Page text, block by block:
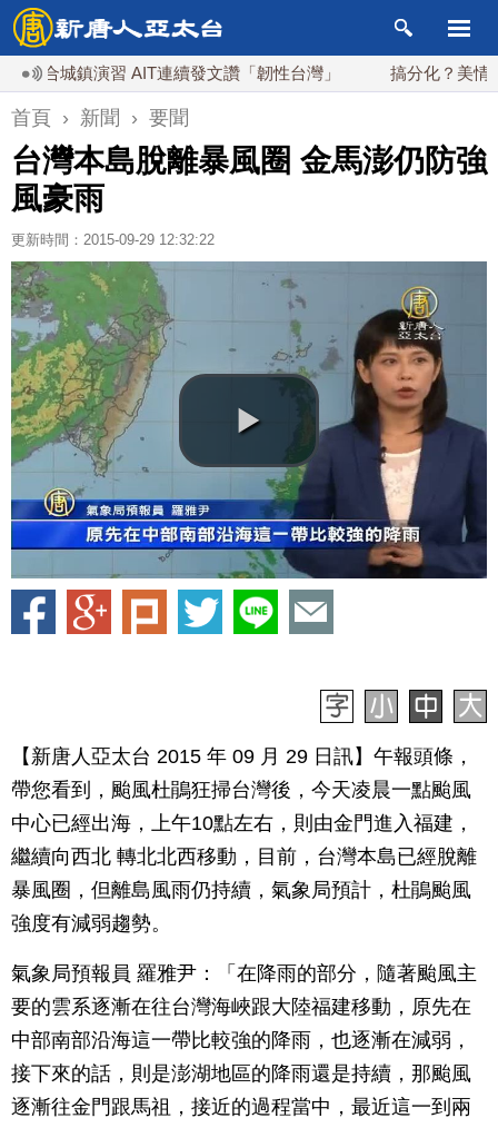
城鎮演習 AIT連續發文讚「韌性台灣」 搞分化？美情報：
首頁 › 新聞 › 要聞
台灣本島脫離暴風圈 金馬澎仍防強
風豪雨
更新時間：2015-09-29 12:32:22
【新唐人亞太台 2015 年 09 月 29 日訊】午報頭條，
帶您看到，颱風杜鵑狂掃台灣後，今天凌晨一點颱風
中心已經出海，上午10點左右，則由金門進入福建，
繼續向西北 轉北北西移動，目前，台灣本島已經脫離
暴風圈，但離島風雨仍持續，氣象局預計，杜鵑颱風
強度有減弱趨勢。
氣象局預報員 羅雅尹：「在降雨的部分，隨著颱風主
要的雲系逐漸在往台灣海峽跟大陸福建移動，原先在
中部南部沿海這一帶比較強的降雨，也逐漸在減弱，
接下來的話，則是澎湖地區的降雨還是持續，那颱風
逐漸往金門跟馬祖，接近的過程當中，最近這一到兩